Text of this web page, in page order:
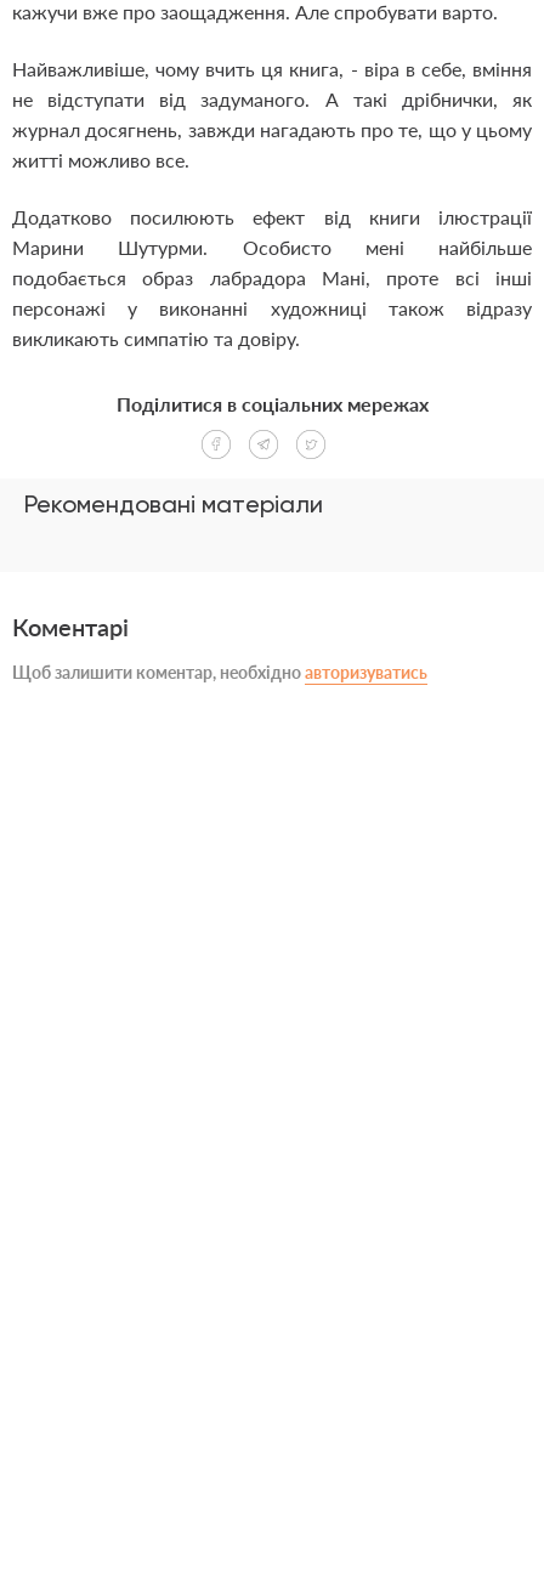
кажучи вже про заощадження. Але спробувати варто.
Найважливіше, чому вчить ця книга, - віра в себе, вміння
не відступати від задуманого. А такі дрібнички, як
журнал досягнень, завжди нагадають про те, що у цьому
житті можливо все.
Додатково посилюють ефект від книги ілюстрації
Марини Шутурми. Особисто мені найбільше
подобається образ лабрадора Мані, проте всі інші
персонажі у виконанні художниці також відразу
викликають симпатію та довіру.
Рекомендовані матеріали
Поділитися в соціальних мережах
Коментарі
Щоб залишити коментар, необхідноавторизуватись